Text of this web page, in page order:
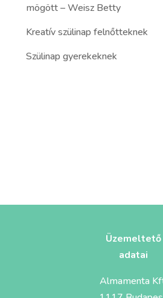
mögött – Weisz Betty
Kreatív szülinap felnőtteknek
Szülinap gyerekeknek
Üzemeltető
adatai
Almamenta